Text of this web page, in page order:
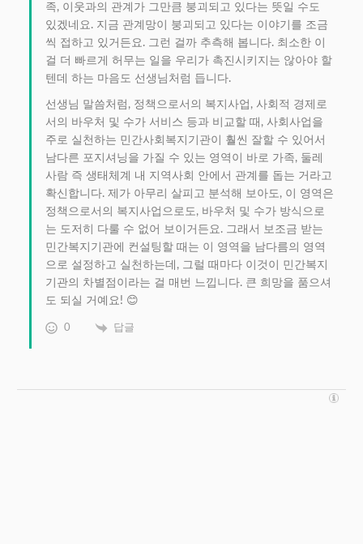
족, 이웃과의 관계가 그만큼 붕괴되고 있다는 뜻일 수도
있겠네요. 지금 관계망이 붕괴되고 있다는 이야기를 조금
씩 접하고 있거든요. 그런 걸까 추측해 봅니다. 최소한 이
걸 더 빠르게 허무는 일을 우리가 촉진시키지는 않아야 할
텐데 하는 마음도 선생님처럼 듭니다.
선생님 말씀처럼, 정책으로서의 복지사업, 사회적 경제로
서의 바우처 및 수가 서비스 등과 비교할 때, 사회사업을
주로 실천하는 민간사회복지기관이 훨씬 잘할 수 있어서
남다른 포지셔닝을 가질 수 있는 영역이 바로 가족, 둘레
사람 즉 생태체계 내 지역사회 안에서 관계를 돕는 거라고
확신합니다. 제가 아무리 살피고 분석해 보아도, 이 영역은
정책으로서의 복지사업으로도, 바우처 및 수가 방식으로
는 도저히 다룰 수 없어 보이거든요. 그래서 보조금 받는
민간복지기관에 컨설팅할 때는 이 영역을 남다름의 영역
으로 설정하고 실천하는데, 그럴 때마다 이것이 민간복지
기관의 차별점이라는 걸 매번 느낍니다. 큰 희망을 품으셔
도 되실 거예요! 😊
0 답글